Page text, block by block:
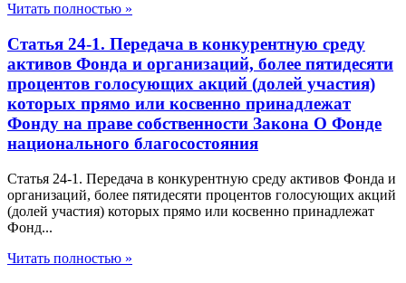
Читать полностью »
Статья 24-1. Передача в конкурентную среду
активов Фонда и организаций, более пятидесяти
процентов голосующих акций (долей участия)
которых прямо или косвенно принадлежат
Фонду на праве собственности Закона О Фонде
национального благосостояния
Статья 24-1. Передача в конкурентную среду активов Фонда и
организаций, более пятидесяти процентов голосующих акций
(долей участия) которых прямо или косвенно принадлежат
Фонд...
Читать полностью »